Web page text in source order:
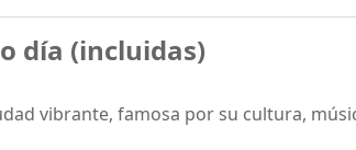
día (incluidas)
vibrante, famosa por su cultura,